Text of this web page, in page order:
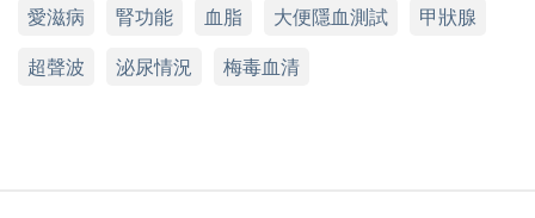
靜態心電圖
肺功能
肝炎及兒童疫苗注射必須經醫生評估是否適合進行
計劃的服務，全數費用退回
電話：2951 1988
愛滋病
腎功能 血脂 大便隱血測試
甲狀腺
超聲波
泌尿情況 梅毒血清